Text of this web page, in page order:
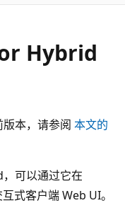
Hybrid
本，请参阅 本文的
可以通过它在
式客户端 Web UI。